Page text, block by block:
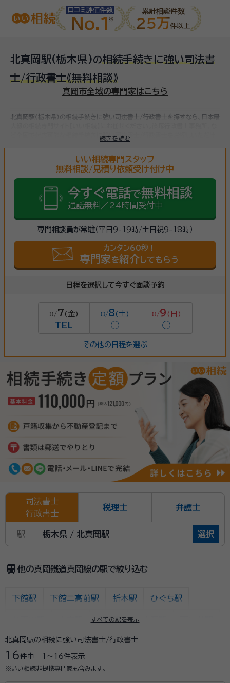
口コミ評価件数
No.1
累計相談件数
25万件以上
北真岡駅(栃木県)の相続手続きに強い司法書
士/行政書士《無料相談》
真岡市全域の専門家はこちら
続きを読む
北真岡駅(栃木県)の相続手続きに強い司法書士/行政書士を探すなら、日本最
全国で対応可能な相続手続きに強い司法書士/行政書士をお探しいただけ
変更、相続税の申告・納税（相続財産が基礎控除額を超えていた場合）など多岐
に渡るため、相続手続きに強い専門家にまずは相談 しましょう。
いい相続専門スタッフ
無料相談/見積り依頼受け付け中
今すぐ電話で無料相談
通話無料／24時間受付中
専門相談員が常駐（平日9-19時/土日祝9-18時）
カンタン60秒！
専門家を紹介 してもらう
日程を選択して今すぐ面談予約
8/7 (金)
TEL
8/8(土)
◯
8/9 (日)
◯
その他の日程を選ぶ
司法書士
行政書士
税理士 弁護士
駅 栃木県 / 北真岡駅 選択
train 他の真岡鐵道真岡線の駅で絞り込む
すべての駅を表示
下館駅 下館二高前駅 折本駅 ひぐち駅
真岡駅 北真岡駅
北山駅 益子駅 七井駅 多田羅駅
北真岡駅の相続に強い司法書士/行政書士
16件中 1〜16件表示
※いい相続非提携専門家も含みます。